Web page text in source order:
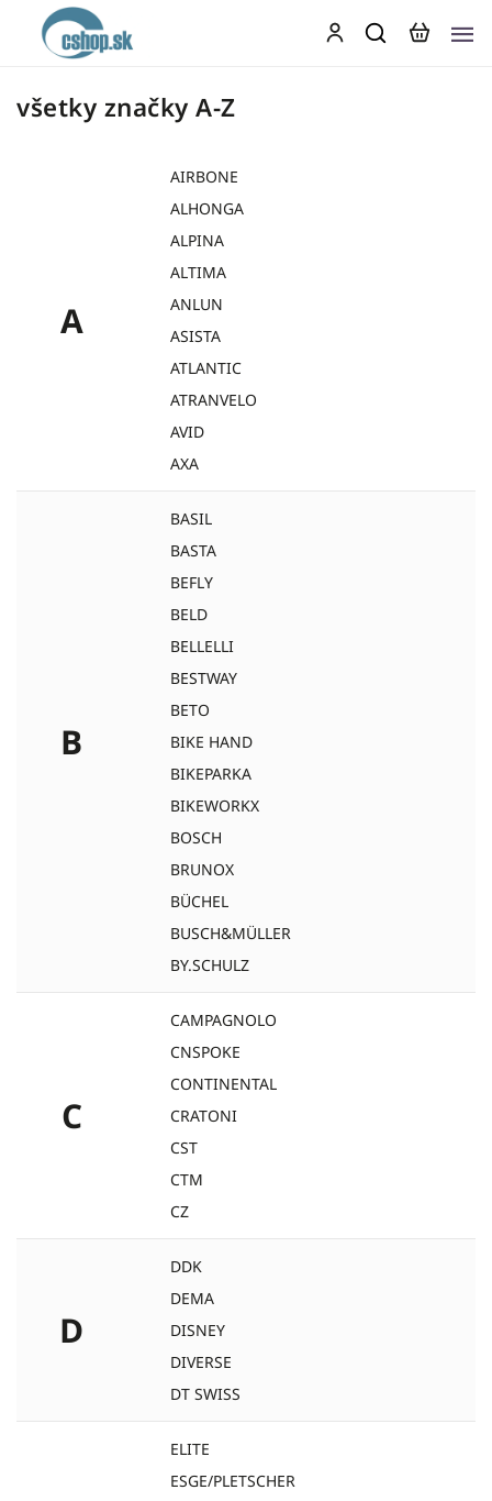
všetky značky A-Z
A
AIRBONE
ALHONGA
ALPINA
ALTIMA
ANLUN
ASISTA
ATLANTIC
ATRANVELO
AVID
AXA
B
BASIL
BASTA
BEFLY
BELD
BELLELLI
BESTWAY
BETO
BIKE HAND
BIKEPARKA
BIKEWORKX
BOSCH
BRUNOX
BÜCHEL
BUSCH&MÜLLER
BY.SCHULZ
C
CAMPAGNOLO
CNSPOKE
CONTINENTAL
CRATONI
CST
CTM
CZ
D
DDK
DEMA
DISNEY
DIVERSE
DT SWISS
ELITE
ESGE/PLETSCHER